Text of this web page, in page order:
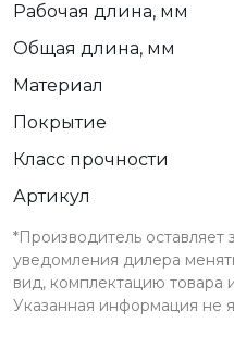
Рабочая длина, мм
Общая длина, мм
Материал
Покрытие
Класс прочности
Артикул
*Производитель оставляет
уведомления дилера
вид, комплектацию товара
Указанная информация не